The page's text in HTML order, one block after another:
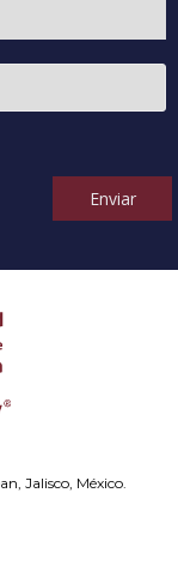
Enviar
Jalisco, México.